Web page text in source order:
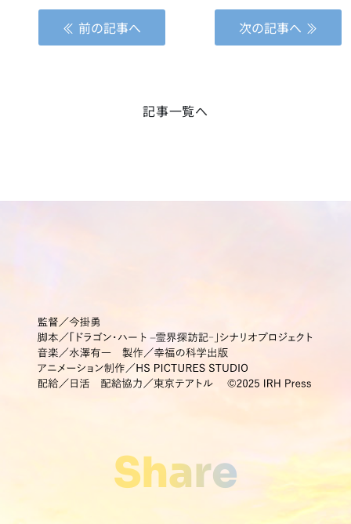
前の記事へ 次の記事へ
記事一覧へ
Share